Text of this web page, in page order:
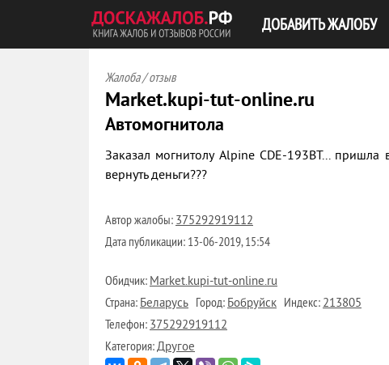
ДОБАВИТЬ ЖАЛОБУ
Жалоба / отзыв
Market.kupi-tut-online.ru
Автомогнитола
Заказал могнитолу Alpine CDE-193BT...
вернуть деньги???
Автор жалобы:375292919112
Дата публикации: 13-06-2019, 15:54
Обидчик:Market.kupi-tut-online.ru
Страна:Беларусь Город:Бобруйск Индекс:213805
Телефон:375292919112
Категория:Другое